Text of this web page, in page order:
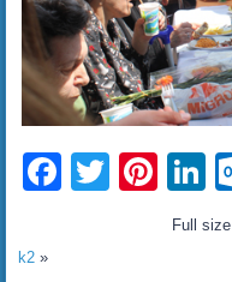
Facebook
Twitter
Full
k2 »